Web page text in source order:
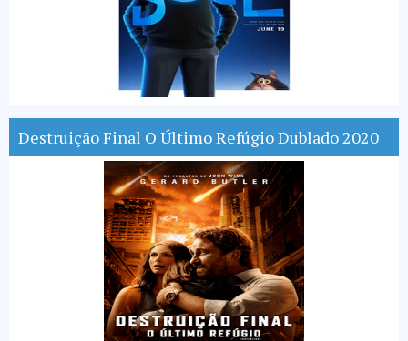
Destruição Final O Último Refúgio Dublado 2020